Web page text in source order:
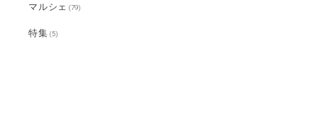
マルシェ (79)
特集 (5)